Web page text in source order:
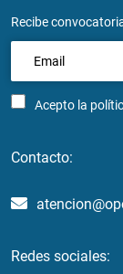
Recibe
Acepto la
Contacto:
Redes sociales: